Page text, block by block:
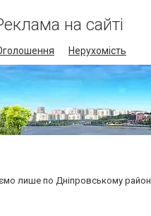
на сайті
Нерухомість
лише по Дніпровському